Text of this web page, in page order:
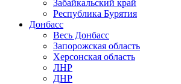
Забайкальский край
Республика Бурятия
Донбасс
Весь Донбасс
Запорожская область
Херсонская область
ЛНР
ДНР